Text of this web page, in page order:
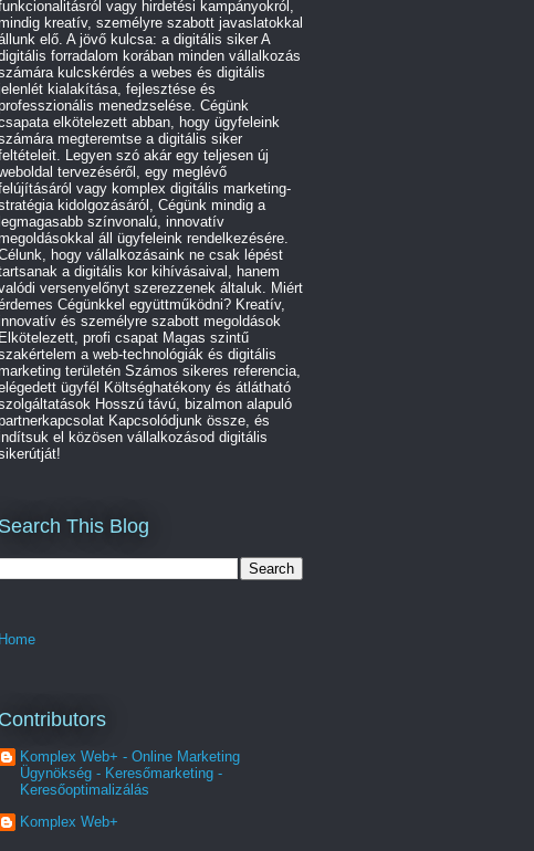
vagy hirdetési kampányokról,
mindig kreatív, személyre szabott javaslatokkal
elő. A jövő kulcsa: a digitális siker A
forradalom korában minden vállalkozás
kulcskérdés a webes és digitális
kialakítása, fejlesztése és
menedzselése. Cégünk
elkötelezett abban, hogy ügyfeleink
megteremtse a digitális siker
Legyen szó akár egy teljesen új
tervezéséről, egy meglévő
vagy komplex digitális marketing-
kidolgozásáról, Cégünk mindig a
legmagasabb színvonalú, innovatív
megoldásokkal áll ügyfeleink rendelkezésére.
hogy vállalkozásaink ne csak lépést
a digitális kor kihívásaival, hanem
versenyelőnyt szerezzenek általuk. Miért
Cégünkkel együttműködni? Kreatív,
és személyre szabott megoldások
Elkötelezett, profi csapat Magas szintű
a web-technológiák és digitális
marketing területén Számos sikeres referencia,
ügyfél Költséghatékony és átlátható
Hosszú távú, bizalmon alapuló
Kapcsolódjunk össze, és
el közösen vállalkozásod digitális
Search This Blog
Home
Contributors
Komplex Web+ - Online Marketing
Ügynökség - Keresőmarketing -
Keresőoptimalizálás
Komplex Web+